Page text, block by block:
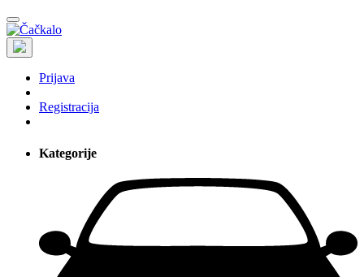
Prijava
Registracija
Kategorije